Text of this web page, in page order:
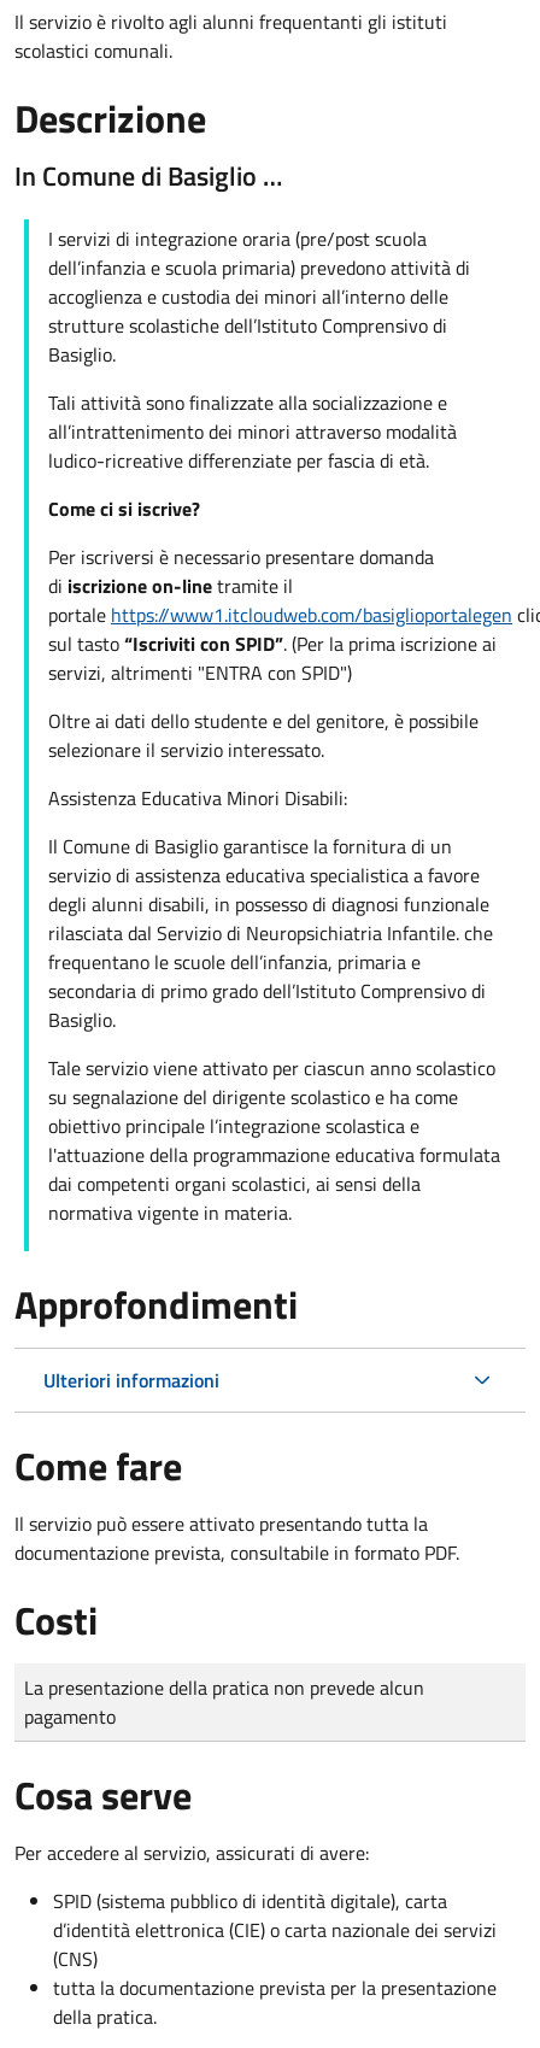
Il servizio è rivolto agli alunni frequentanti gli istituti
scolastici comunali.
Descrizione
In Comune di Basiglio …
I servizi di integrazione oraria (pre/post scuola
dell’infanzia e scuola primaria) prevedono attività di
accoglienza e custodia dei minori all’interno delle
strutture scolastiche dell’Istituto Comprensivo di
Basiglio.
Tali attività sono finalizzate alla socializzazione e
all’intrattenimento dei minori attraverso modalità
ludico-ricreative differenziate per fascia di età.
Come ci si iscrive?
Per iscriversi è necessario presentare domanda
di iscrizione on-linetramite il
portale https://www1.itcloudweb.com/basiglioportalegen
sul tasto“Iscriviti con SPID”. (Per la prima iscrizione ai
servizi, altrimenti "ENTRA con SPID")
Oltre ai dati dello studente e del genitore, è possibile
selezionare il servizio interessato.
Assistenza Educativa Minori Disabili:
Il Comune di Basiglio garantisce la fornitura di un
servizio di assistenza educativa specialistica a favore
degli alunni disabili, in possesso di diagnosi funzionale
rilasciata dal Servizio di Neuropsichiatria Infantile. che
frequentano le scuole dell’infanzia, primaria e
secondaria di primo grado dell’Istituto Comprensivo di
Basiglio.
Tale servizio viene attivato per ciascun anno scolastico
su segnalazione del dirigente scolastico e ha come
obiettivo principale l’integrazione scolastica e
l'attuazione della programmazione educativa formulata
dai competenti organi scolastici, ai sensi della
normativa vigente in materia.
Approfondimenti
Ulteriori informazioni
Come fare
Il servizio può essere attivato presentando tutta la
documentazione prevista, consultabile in formato PDF.
Costi
Tipo di pagamento
Importo
La presentazione della pratica non prevede alcun
pagamento
Cosa serve
Per accedere al servizio, assicurati di avere:
SPID (sistema pubblico di identità digitale), carta
d’identità elettronica (CIE) o carta nazionale dei servizi
(CNS)
tutta la documentazione prevista per la presentazione
della pratica.